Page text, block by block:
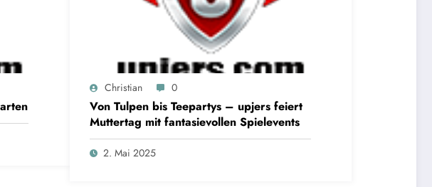
Christian 0
Von Tulpen bis Teepartys – upjers feiert
Muttertag mit fantasievollen Spielevents
2. Mai 2025